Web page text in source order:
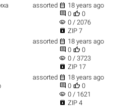
assorted  18 years ago
 0  0
visibility 0 / 2076
 ZIP 7
assorted  18 years ago
 0  0
visibility 0 / 3723
 ZIP 17
assorted  18 years ago
 0  0
visibility 0 / 1621
 ZIP 4